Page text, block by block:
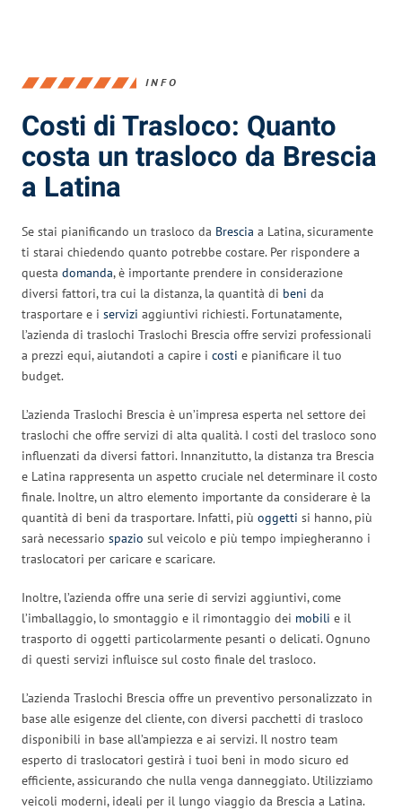
INFO
Costi di Trasloco: Quanto
costa un trasloco da Brescia
a Latina
Se stai pianificando un trasloco da Brescia a Latina, sicuramente
ti starai chiedendo quanto potrebbe costare. Per rispondere a
questa domanda, è importante prendere in considerazione
diversi fattori, tra cui la distanza, la quantità di beni da
trasportare e i servizi aggiuntivi richiesti. Fortunatamente,
l’azienda di traslochi Traslochi Brescia offre servizi professionali
a prezzi equi, aiutandoti a capire i costi e pianificare il tuo
budget.
L’azienda Traslochi Brescia è un’impresa esperta nel settore dei
traslochi che offre servizi di alta qualità. I costi del trasloco sono
influenzati da diversi fattori. Innanzitutto, la distanza tra Brescia
e Latina rappresenta un aspetto cruciale nel determinare il costo
finale. Inoltre, un altro elemento importante da considerare è la
quantità di beni da trasportare. Infatti, più oggetti si hanno, più
sarà necessario spazio sul veicolo e più tempo impiegheranno i
traslocatori per caricare e scaricare.
Inoltre, l’azienda offre una serie di servizi aggiuntivi, come
l’imballaggio, lo smontaggio e il rimontaggio dei mobili e il
trasporto di oggetti particolarmente pesanti o delicati. Ognuno
di questi servizi influisce sul costo finale del trasloco.
L’azienda Traslochi Brescia offre un preventivo personalizzato in
base alle esigenze del cliente, con diversi pacchetti di trasloco
disponibili in base all’ampiezza e ai servizi. Il nostro team
esperto di traslocatori gestirà i tuoi beni in modo sicuro ed
efficiente, assicurando che nulla venga danneggiato. Utilizziamo
veicoli moderni, ideali per il lungo viaggio da Brescia a Latina.